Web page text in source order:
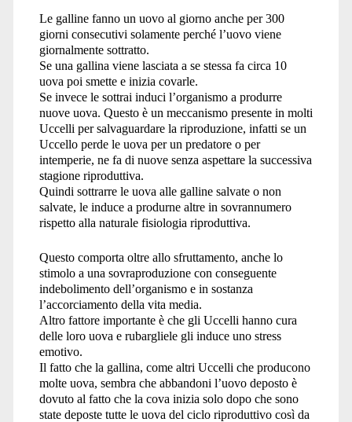
Le galline fanno un uovo al giorno anche per 300
giorni consecutivi solamente perché l’uovo viene
giornalmente sottratto.
Se una gallina viene lasciata a se stessa fa circa 10
uova poi smette e inizia covarle.
Se invece le sottrai induci l’organismo a produrre
nuove uova. Questo è un meccanismo presente in molti
Uccelli per salvaguardare la riproduzione, infatti se un
Uccello perde le uova per un predatore o per
intemperie, ne fa di nuove senza aspettare la successiva
stagione riproduttiva.
Quindi sottrarre le uova alle galline salvate o non
salvate, le induce a produrne altre in sovrannumero
rispetto alla naturale fisiologia riproduttiva.
Questo comporta oltre allo sfruttamento, anche lo
stimolo a una sovraproduzione con conseguente
indebolimento dell’organismo e in sostanza
l’accorciamento della vita media.
Altro fattore importante è che gli Uccelli hanno cura
delle loro uova e rubargliele gli induce uno stress
emotivo.
Il fatto che la gallina, come altri Uccelli che producono
molte uova, sembra che abbandoni l’uovo deposto è
dovuto al fatto che la cova inizia solo dopo che sono
state deposte tutte le uova del ciclo riproduttivo così da